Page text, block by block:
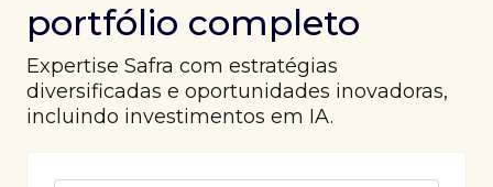
portfólio completo
Expertise Safra com estratégias
diversificadas e oportunidades inovadoras,
incluindo investimentos em IA.